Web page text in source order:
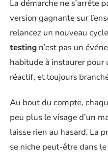
La démarche ne s’arrête
version gagnante sur
relancez un nouveau
testing n’est pas un
habitude à instaurer pour
réactif, et toujours
Au bout du compte,
peu plus le visage d’un
laisse rien au hasard. La
se niche peut-être dans